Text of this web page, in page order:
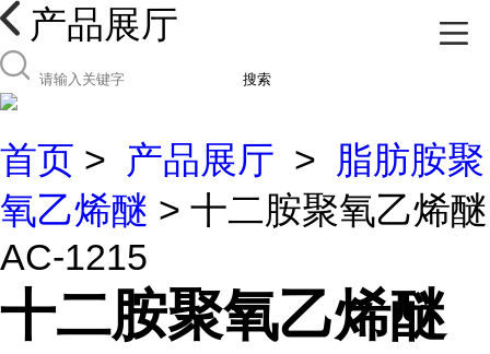
产品展厅
搜索
首页 > 产品展厅 > 脂肪胺聚
氧乙烯醚 > 十二胺聚氧乙烯醚
AC-1215
十二胺聚氧乙烯醚